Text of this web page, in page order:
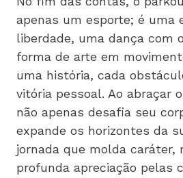
apenas um esporte; é uma
liberdade, uma dança com
forma de arte em
uma história, cada
vitória pessoal. Ao abraçar
não apenas desafia seu
expande os horizontes da
jornada que molda caráter,
profunda apreciação pelas